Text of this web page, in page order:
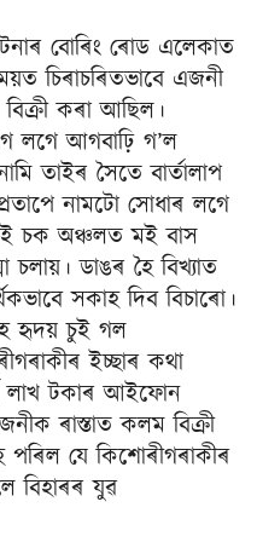
বোৰিং ৰোড এলেকাত
চিৰাচৰিতভাবে এজনী
কৰা আছিল।
লগে আগবাঢ়ি গ’ল
তাইৰ সৈতে বাৰ্তালাপ
নামটো সোধাৰ লগে
চক অঞ্চলত মই বাস
ডাঙৰ হৈ বিখ্যাত
সকাহ দিব বিচাৰো।
হৃদয় চুই গল
ইচ্ছাৰ কথা
লাখ টকাৰ আইফোন
ৰাস্তাত কলম বিক্ৰী
যে কিশোৰীগৰাকীৰ
বিহাৰৰ যুৱ